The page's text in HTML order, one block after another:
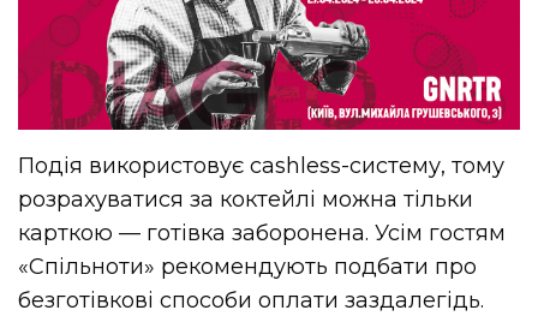
Подія використовує cashless-систему, тому
розрахуватися за коктейлі можна тільки
карткою — готівка заборонена. Усім гостям
«Спільноти» рекомендують подбати про
безготівкові способи оплати заздалегідь.